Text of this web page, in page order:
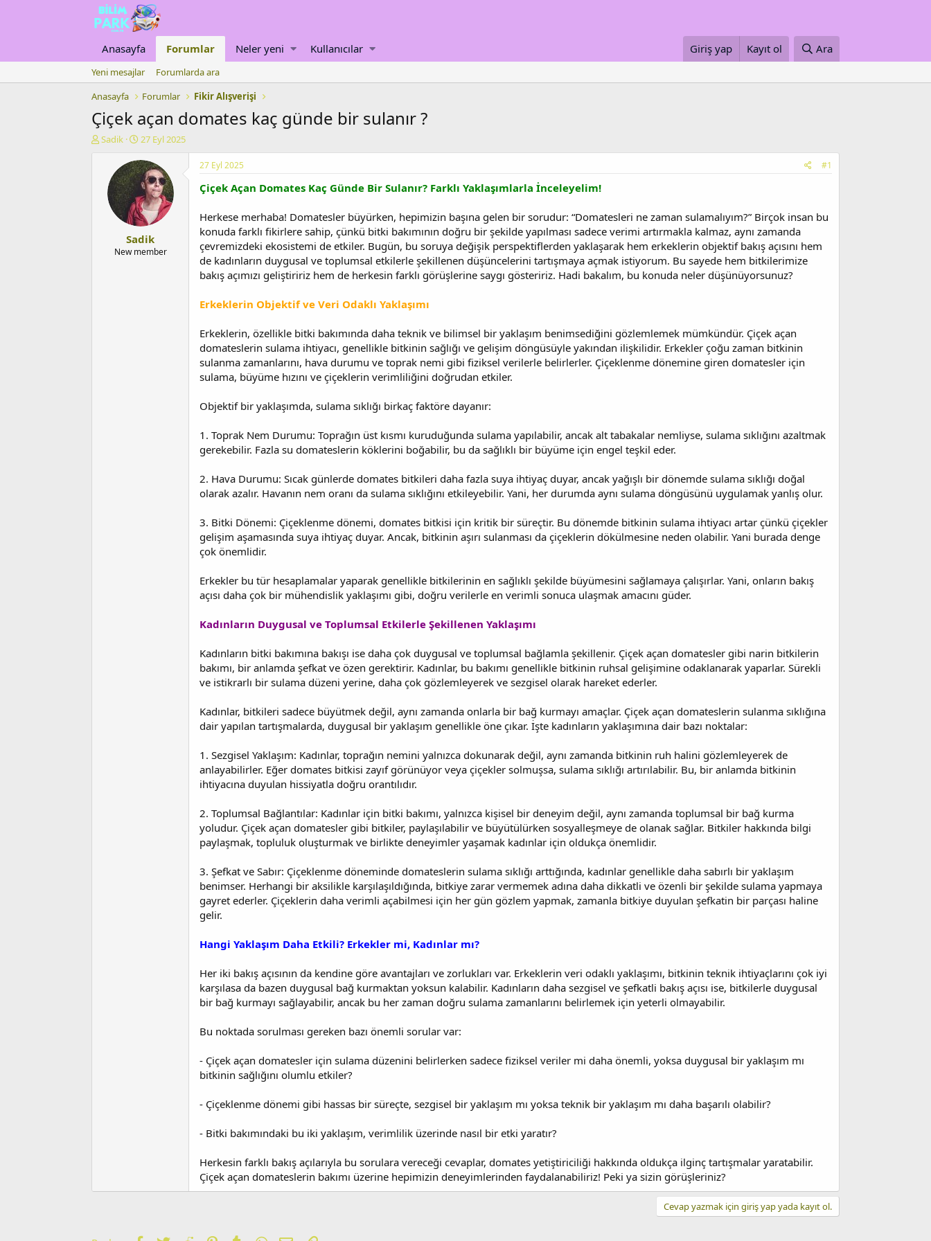
Anasayfa Forumlar Neler yeni Kullanıcılar Giriş yap Kayıt ol Ara
Yeni mesajlar
Forumlarda ara
Anasayfa
Forumlar Fikir Alışverişi
Çiçek açan domates kaç günde bir sulanır ?
K
Sadik
B
ş
l
a
n
g
ı
ç
t
27 Eyl 2025
Sadik
New member
27 Eyl 2025 #1
Çiçek Açan Domates Kaç Günde Bir Sulanır? Farklı Yaklaşımlarla İnceleyelim!
Herkese merhaba! Domatesler büyürken, hepimizin başına gelen bir sorudur: “Domatesleri ne zaman sulamalıyım?” Birçok insan bu
konuda farklı fikirlere sahip, çünkü bitki bakımının doğru bir şekilde yapılması sadece verimi artırmakla kalmaz, aynı zamanda
çevremizdeki ekosistemi de etkiler. Bugün, bu soruya değişik perspektiflerden yaklaşarak hem erkeklerin objektif bakış açısını hem
de kadınların duygusal ve toplumsal etkilerle şekillenen düşüncelerini tartışmaya açmak istiyorum. Bu sayede hem bitkilerimize
bakış açımızı geliştiririz hem de herkesin farklı görüşlerine saygı gösteririz. Hadi bakalım, bu konuda neler düşünüyorsunuz?
Erkeklerin Objektif ve Veri Odaklı Yaklaşımı
Erkeklerin, özellikle bitki bakımında daha teknik ve bilimsel bir yaklaşım benimsediğini gözlemlemek mümkündür. Çiçek açan
domateslerin sulama ihtiyacı, genellikle bitkinin sağlığı ve gelişim döngüsüyle yakından ilişkilidir. Erkekler çoğu zaman bitkinin
sulanma zamanlarını, hava durumu ve toprak nemi gibi fiziksel verilerle belirlerler. Çiçeklenme dönemine giren domatesler için
sulama, büyüme hızını ve çiçeklerin verimliliğini doğrudan etkiler.
Objektif bir yaklaşımda, sulama sıklığı birkaç faktöre dayanır:
1. Toprak Nem Durumu: Toprağın üst kısmı kuruduğunda sulama yapılabilir, ancak alt tabakalar nemliyse, sulama sıklığını azaltmak
gerekebilir. Fazla su domateslerin köklerini boğabilir, bu da sağlıklı bir büyüme için engel teşkil eder.
2. Hava Durumu: Sıcak günlerde domates bitkileri daha fazla suya ihtiyaç duyar, ancak yağışlı bir dönemde sulama sıklığı doğal
olarak azalır. Havanın nem oranı da sulama sıklığını etkileyebilir. Yani, her durumda aynı sulama döngüsünü uygulamak yanlış olur.
3. Bitki Dönemi: Çiçeklenme dönemi, domates bitkisi için kritik bir süreçtir. Bu dönemde bitkinin sulama ihtiyacı artar çünkü çiçekler
gelişim aşamasında suya ihtiyaç duyar. Ancak, bitkinin aşırı sulanması da çiçeklerin dökülmesine neden olabilir. Yani burada denge
çok önemlidir.
Erkekler bu tür hesaplamalar yaparak genellikle bitkilerinin en sağlıklı şekilde büyümesini sağlamaya çalışırlar. Yani, onların bakış
açısı daha çok bir mühendislik yaklaşımı gibi, doğru verilerle en verimli sonuca ulaşmak amacını güder.
Kadınların Duygusal ve Toplumsal Etkilerle Şekillenen Yaklaşımı
Kadınların bitki bakımına bakışı ise daha çok duygusal ve toplumsal bağlamla şekillenir. Çiçek açan domatesler gibi narin bitkilerin
bakımı, bir anlamda şefkat ve özen gerektirir. Kadınlar, bu bakımı genellikle bitkinin ruhsal gelişimine odaklanarak yaparlar. Sürekli
ve istikrarlı bir sulama düzeni yerine, daha çok gözlemleyerek ve sezgisel olarak hareket ederler.
Kadınlar, bitkileri sadece büyütmek değil, aynı zamanda onlarla bir bağ kurmayı amaçlar. Çiçek açan domateslerin sulanma sıklığına
dair yapılan tartışmalarda, duygusal bir yaklaşım genellikle öne çıkar. İşte kadınların yaklaşımına dair bazı noktalar:
1. Sezgisel Yaklaşım: Kadınlar, toprağın nemini yalnızca dokunarak değil, aynı zamanda bitkinin ruh halini gözlemleyerek de
anlayabilirler. Eğer domates bitkisi zayıf görünüyor veya çiçekler solmuşsa, sulama sıklığı artırılabilir. Bu, bir anlamda bitkinin
ihtiyacına duyulan hissiyatla doğru orantılıdır.
2. Toplumsal Bağlantılar: Kadınlar için bitki bakımı, yalnızca kişisel bir deneyim değil, aynı zamanda toplumsal bir bağ kurma
yoludur. Çiçek açan domatesler gibi bitkiler, paylaşılabilir ve büyütülürken sosyalleşmeye de olanak sağlar. Bitkiler hakkında bilgi
paylaşmak, topluluk oluşturmak ve birlikte deneyimler yaşamak kadınlar için oldukça önemlidir.
3. Şefkat ve Sabır: Çiçeklenme döneminde domateslerin sulama sıklığı arttığında, kadınlar genellikle daha sabırlı bir yaklaşım
benimser. Herhangi bir aksilikle karşılaşıldığında, bitkiye zarar vermemek adına daha dikkatli ve özenli bir şekilde sulama yapmaya
gayret ederler. Çiçeklerin daha verimli açabilmesi için her gün gözlem yapmak, zamanla bitkiye duyulan şefkatin bir parçası haline
gelir.
Hangi Yaklaşım Daha Etkili? Erkekler mi, Kadınlar mı?
Her iki bakış açısının da kendine göre avantajları ve zorlukları var. Erkeklerin veri odaklı yaklaşımı, bitkinin teknik ihtiyaçlarını çok iyi
karşılasa da bazen duygusal bağ kurmaktan yoksun kalabilir. Kadınların daha sezgisel ve şefkatli bakış açısı ise, bitkilerle duygusal
bir bağ kurmayı sağlayabilir, ancak bu her zaman doğru sulama zamanlarını belirlemek için yeterli olmayabilir.
Bu noktada sorulması gereken bazı önemli sorular var:
- Çiçek açan domatesler için sulama düzenini belirlerken sadece fiziksel veriler mi daha önemli, yoksa duygusal bir yaklaşım mı
bitkinin sağlığını olumlu etkiler?
- Çiçeklenme dönemi gibi hassas bir süreçte, sezgisel bir yaklaşım mı yoksa teknik bir yaklaşım mı daha başarılı olabilir?
- Bitki bakımındaki bu iki yaklaşım, verimlilik üzerinde nasıl bir etki yaratır?
Herkesin farklı bakış açılarıyla bu sorulara vereceği cevaplar, domates yetiştiriciliği hakkında oldukça ilginç tartışmalar yaratabilir.
Çiçek açan domateslerin bakımı üzerine hepimizin deneyimlerinden faydalanabiliriz! Peki ya sizin görüşleriniz?
Cevap yazmak için giriş yap yada kayıt ol.